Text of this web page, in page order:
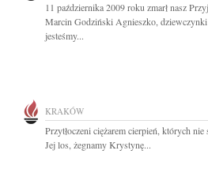
11 października 2009 roku zmarł nasz
Marcin Godziński Agnieszko, dziewczynki
jesteśmy...
KRAKÓW
Przytłoczeni ciężarem cierpień, których nie
Jej los, żegnamy Krystynę...